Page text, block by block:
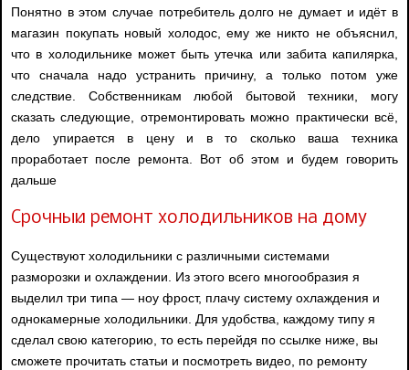
Понятно в этом случае потребитель долго не думает и идёт в
магазин покупать новый холодос, ему же никто не объяснил,
что в холодильнике может быть утечка или забита капилярка,
что сначала надо устранить причину, а только потом уже
следствие. Собственникам любой бытовой техники, могу
сказать следующие, отремонтировать можно практически всё,
дело упирается в цену и в то сколько ваша техника
проработает после ремонта. Вот об этом и будем говорить
дальше
Срочный ремонт холодильников на дому
Существуют холодильники с различными системами
разморозки и охлаждении. Из этого всего многообразия я
выделил три типа — ноу фрост, плачу систему охлаждения и
однокамерные холодильники. Для удобства, каждому типу я
сделал свою категорию, то есть перейдя по ссылке ниже, вы
сможете прочитать статьи и посмотреть видео, по ремонту